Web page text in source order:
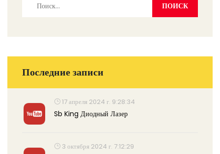
Последние записи
17 апреля 2024 г. 9:28:34
Sb King Диодный Лазер
3 октября 2024 г. 7:12:29